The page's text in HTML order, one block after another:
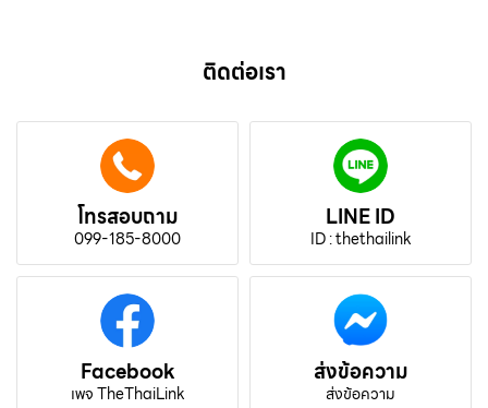
ติดต่อเรา
โทรสอบถาม
099-185-8000
LINE ID
ID : thethailink
Facebook
เพจ TheThaiLink
ส่งข้อความ
ส่งข้อความ